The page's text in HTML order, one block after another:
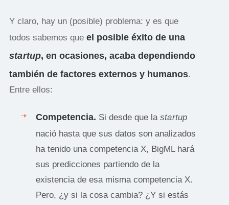
Y claro, hay un (posible) problema: y es que
todos sabemos que el posible éxito de una
startup, en ocasiones, acaba dependiendo
también de factores externos y humanos.
Entre ellos:
Competencia. Si desde que la startup
nació hasta que sus datos son analizados
ha tenido una competencia X, BigML hará
sus predicciones partiendo de la
existencia de esa misma competencia X.
Pero, ¿y si la cosa cambia? ¿Y si estás